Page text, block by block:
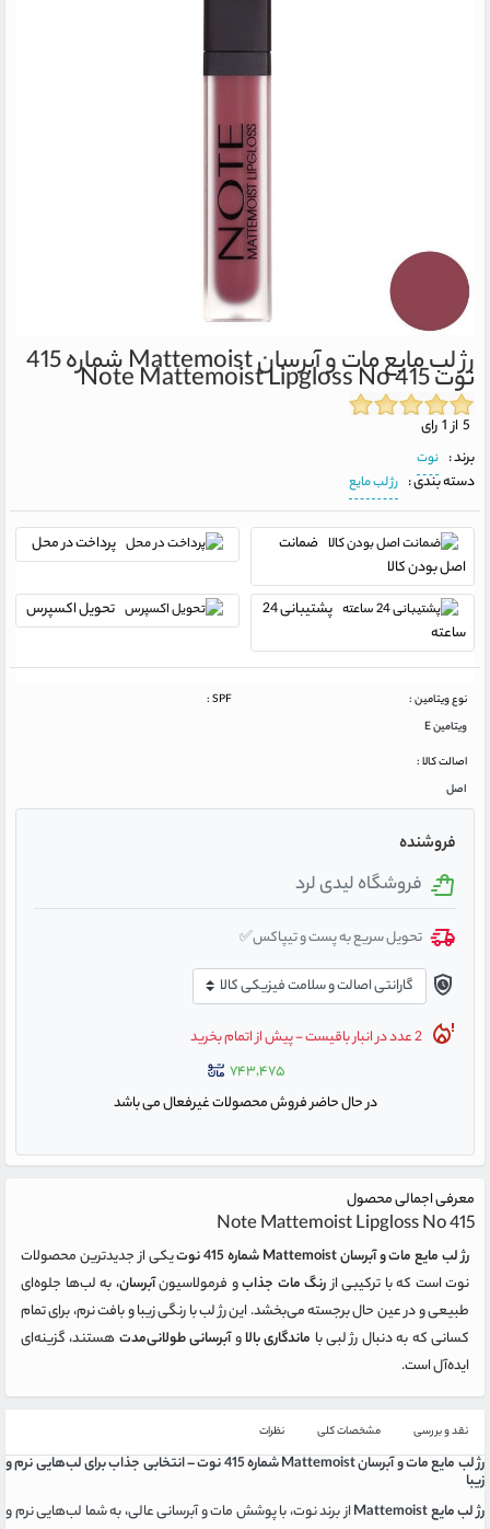
رژ لب مایع مات و آبرسان Mattemoist شماره 415 نوتNote Mattemoist Lipgloss No 415
برند : نوت
دسته بندی : رژ لب مایع
ضمانت
اصل بودن کالا
پرداخت در محل
پشتیبانی 24
ساعته
تحویل اکسپرس
نوع ویتامین :
ویتامین E
SPF :
اصالت کالا :
اصل
فروشنده
فروشگاه لیدی لرد
تحویل سریع به پست و تیپاکس✅
2 عدد در انبار باقیست - پیش از اتمام بخرید
۷۴۳,۴۷۵
در حال حاضر فروش محصولات غیرفعال می باشد
معرفی اجمالی محصول
Note Mattemoist Lipgloss No 415
رژ لب مایع مات و آبرسان Mattemoist شماره 415 نوت
یکی از جدیدترین محصولات
نوت است که با ترکیبی ازرنگ مات جذابو فرمولاسیونآبرسان، به لب‌ها جلوه‌ای
طبیعی و در عین حال برجسته می‌بخشد. این رژ لب با رنگی زیبا و بافت نرم، برای تمام
کسانی که به دنبال رژ لبی با ماندگاری بالاوآبرسانی طولانی‌مدتهستند، گزینه‌ای
ایده‌آل است.
نقد و بررسی مشخصات کلی نظرات
رژ لب مایع مات و آبرسان Mattemoist شماره 415 نوت – انتخابی جذاب برای لب‌هایی نرم و
زیبا
رژ لب مایع Mattemoist
از برند نوت، با پوشش مات و آبرسانی عالی، به شما لب‌هایی نرم و